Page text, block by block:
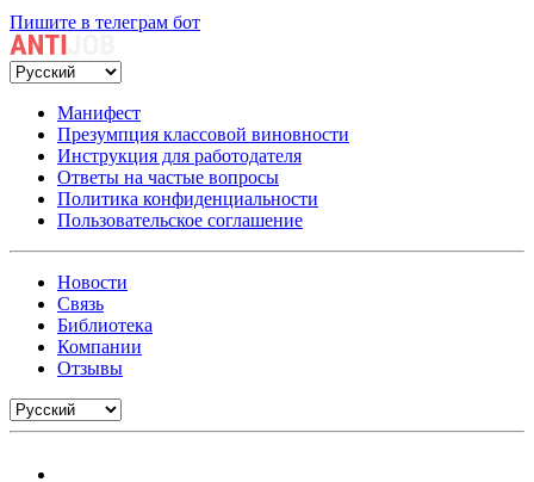
Пишите в телеграм бот
Манифест
Презумпция классовой виновности
Инструкция для работодателя
Ответы на частые вопросы
Политика конфиденциальности
Пользовательское соглашение
Новости
Связь
Библиотека
Компании
Отзывы